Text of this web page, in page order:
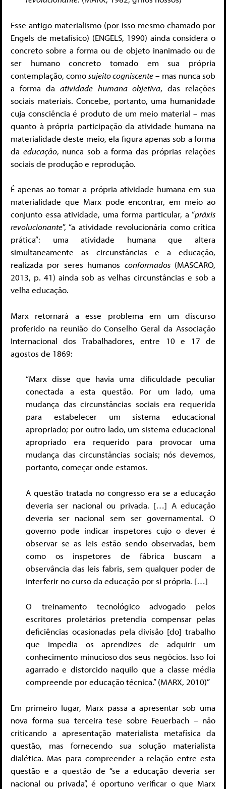
Esse antigo materialismo (por isso mesmo chamado por
Engels de metafísico) (ENGELS, 1990) ainda considera o
concreto sobre a forma ou de objeto inanimado ou de
ser humano concreto tomado em sua própria
contemplação, comosujeito cogniscente– mas nunca sob
a forma daatividade humana objetiva, das relações
sociais materiais. Concebe, portanto, uma humanidade
cuja consciência é produto de um meio material – mas
quanto à própria participação da atividade humana na
materialidade deste meio, ela figura apenas sob a forma
da educação, nunca sob a forma das próprias relações
sociais de produção e reprodução.
É apenas ao tomar a própria atividade humana em sua
materialidade que Marx pode encontrar, em meio ao
conjunto essa atividade, uma forma particular, a “práxis
revolucionante”, “a atividade revolucionária como crítica
prática”: uma atividade humana que altera
simultaneamente as circunstâncias e a educação,
realizada por seres humanos conformados(MASCARO,
2013, p. 41) ainda sob as velhas circunstâncias e sob a
velha educação.
Marx retornará a esse problema em um discurso
proferido na reunião do Conselho Geral da Associação
Internacional dos Trabalhadores, entre 10 e 17 de
agostos de 1869:
“Marx disse que havia uma dificuldade peculiar
conectada a esta questão. Por um lado, uma
mudança das circunstâncias sociais era requerida
para estabelecer um sistema educacional
apropriado; por outro lado, um sistema educacional
apropriado era requerido para provocar uma
mudança das circunstâncias sociais; nós devemos,
portanto, começar onde estamos.
A questão tratada no congresso era se a educação
deveria ser nacional ou privada. […] A educação
deveria ser nacional sem ser governamental. O
governo pode indicar inspetores cujo o dever é
observar se as leis estão sendo observadas, bem
como os inspetores de fábrica buscam a
observância das leis fabris, sem qualquer poder de
interferir no curso da educação por si própria. […]
O treinamento tecnológico advogado pelos
escritores proletários pretendia compensar pelas
deficiências ocasionadas pela divisão [do] trabalho
que impedia os aprendizes de adquirir um
conhecimento minucioso dos seus negócios. Isso foi
agarrado e distorcido naquilo que a classe média
compreende por educação técnica.” (MARX, 2010)”
Em primeiro lugar, Marx passa a apresentar sob uma
nova forma sua terceira tese sobre Feuerbach – não
criticando a apresentação materialista metafísica da
questão, mas fornecendo sua solução materialista
dialética. Mas para compreender a relação entre esta
questão e a questão de “se a educação deveria ser
nacional ou privada”, é oportuno verificar o que Marx